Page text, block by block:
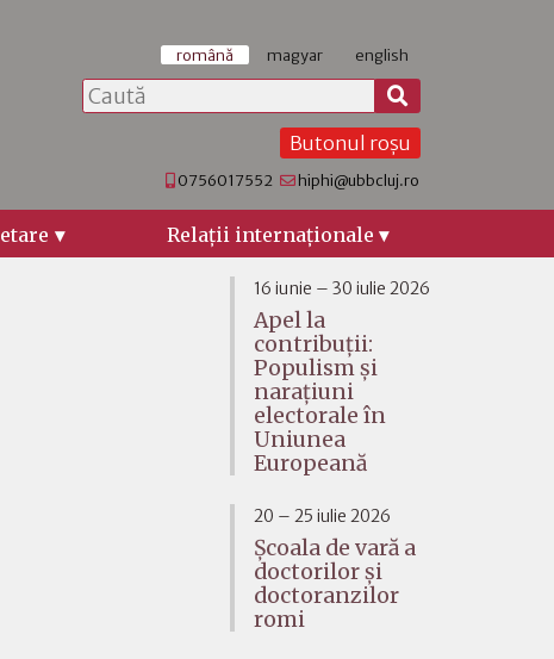
română magyar english
Butonul roșu
0756017552 hiphi@ubbcluj.ro
Relaţii internaţionale
16 iunie – 30 iulie 2026
Apel la
contribuții:
Populism și
narațiuni
electorale în
Uniunea
Europeană
20 – 25 iulie 2026
Școala de vară a
doctorilor și
doctoranzilor
romi